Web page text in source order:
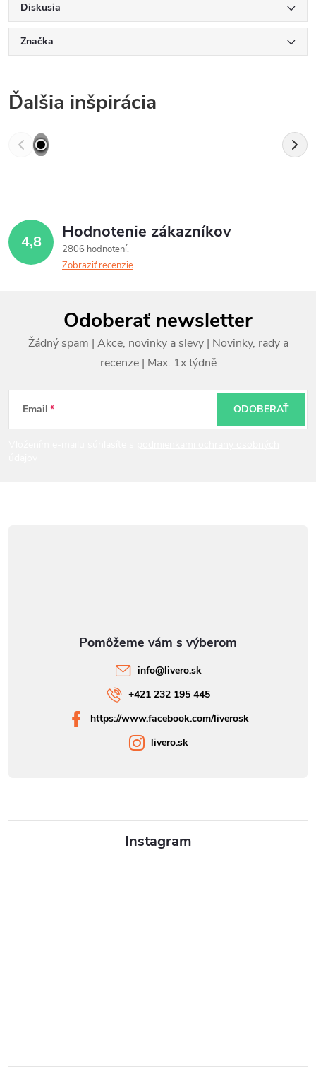
Diskusia
Značka
Ďalšia inšpirácia
4,8 Hodnotenie zákazníkov
2806 hodnotení
Zobraziť recenzie
ä
Odoberať newsletter
Email ODOBERAŤ
Instagram
info@livero.sk
+421 232 195 445
https://www.facebook.com/liverosk
livero.sk